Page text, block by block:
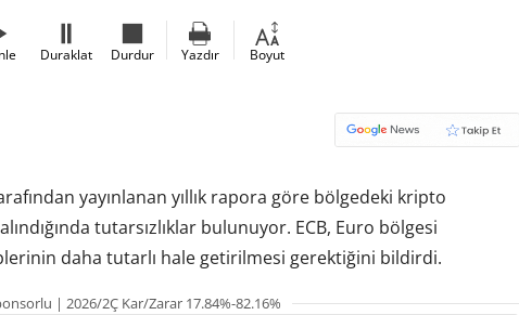
Duraklat Durdur Yazdır Boyut
yayınlanan yıllık rapora göre bölgedeki kripto
tutarsızlıklar bulunuyor. ECB, Euro bölgesi
daha tutarlı hale getirilmesi gerektiğini bildirdi.
| 2026/2Ç Kar/Zarar 17.84%-82.16%